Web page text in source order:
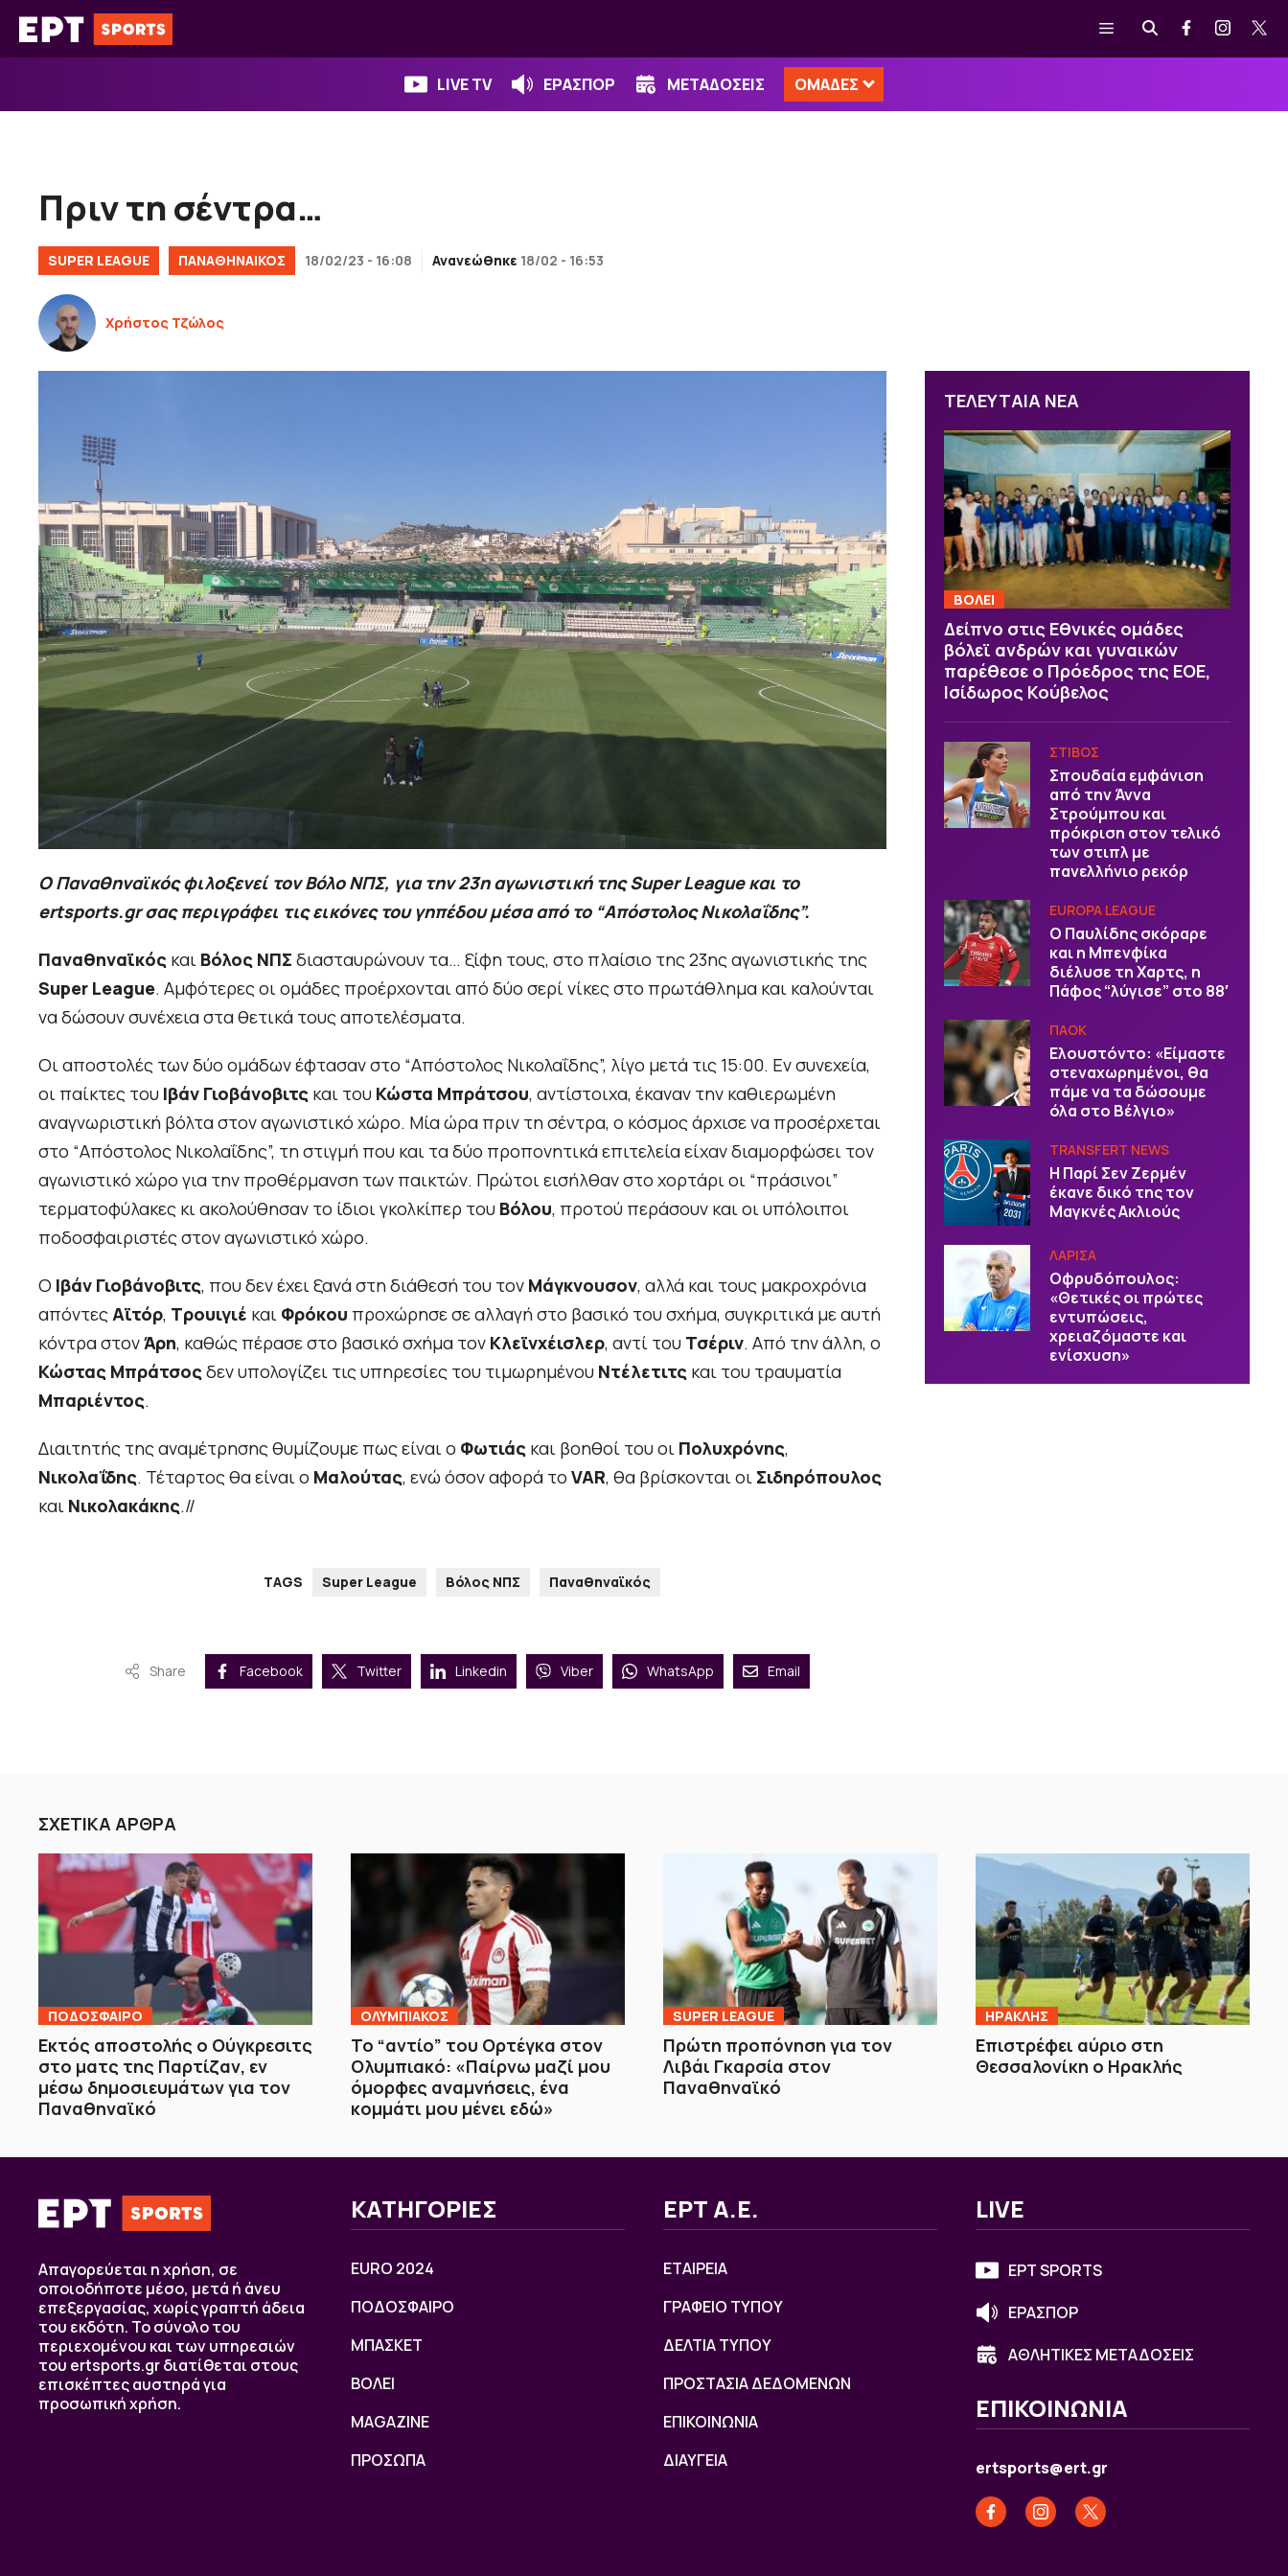
Μετάβαση
σε
Μενού
LIVE TV ΕΡΑΣΠΟΡ ΜΕΤΑΔΟΣΕΙΣ ΟΜΑΔΕΣ
Πριν τη σέντρα…
SUPER LEAGUE ΠΑΝΑΘΗΝΑΙΚΟΣ 18/02/23 - 16:08 Ανανεώθηκε 18/02 - 16:53
Χρήστος Τζώλος
Ο Παναθηναϊκός φιλοξενεί τον Βόλο ΝΠΣ, για την 23η αγωνιστική της Super League και το
ertsports.gr σας περιγράφει τις εικόνες του γηπέδου μέσα από το “Απόστολος Νικολαΐδης”.
Παναθηναϊκός και Βόλος ΝΠΣ διασταυρώνουν τα… ξίφη τους, στο πλαίσιο της 23ης αγωνιστικής της
Super League. Αμφότερες οι ομάδες προέρχονται από δύο σερί νίκες στο πρωτάθλημα και καλούνται
να δώσουν συνέχεια στα θετικά τους αποτελέσματα.
Οι αποστολές των δύο ομάδων έφτασαν στο “Απόστολος Νικολαΐδης”, λίγο μετά τις 15:00. Εν συνεχεία,
οι παίκτες του Ιβάν Γιοβάνοβιτς και του Κώστα Μπράτσου, αντίστοιχα, έκαναν την καθιερωμένη
αναγνωριστική βόλτα στον αγωνιστικό χώρο. Μία ώρα πριν τη σέντρα, ο κόσμος άρχισε να προσέρχεται
στο “Απόστολος Νικολαΐδης”, τη στιγμή που και τα δύο προπονητικά επιτελεία είχαν διαμορφώσει τον
αγωνιστικό χώρο για την προθέρμανση των παικτών. Πρώτοι εισήλθαν στο χορτάρι οι “πράσινοι”
τερματοφύλακες κι ακολούθησαν το ίδιοι γκολκίπερ του Βόλου, προτού περάσουν και οι υπόλοιποι
ποδοσφαιριστές στον αγωνιστικό χώρο.
Ο Ιβάν Γιοβάνοβιτς, που δεν έχει ξανά στη διάθεσή του τον Μάγκνουσον, αλλά και τους μακροχρόνια
απόντεςΑϊτόρ, Τρουιγιέ και Φρόκου προχώρησε σε αλλαγή στο βασικό του σχήμα, συγκριτικά με αυτή
κόντρα στονΆρη, καθώς πέρασε στο βασικό σχήμα τον Κλεϊνχέισλερ, αντί του Τσέριν. Από την άλλη, ο
Κώστας Μπράτσος δεν υπολογίζει τις υπηρεσίες του τιμωρημένου Ντέλετιτς και του τραυματία
Μπαριέντος.
Διαιτητής της αναμέτρησης θυμίζουμε πως είναι ο Φωτιάς και βοηθοί του οι Πολυχρόνης,
Νικολαΐδης. Τέταρτος θα είναι ο Μαλούτας, ενώ όσον αφορά το VAR, θα βρίσκονται οι Σιδηρόπουλος
και Νικολακάκης.//
TAGS Super League Βόλος ΝΠΣ Παναθηναϊκός
Share Facebook Twitter Linkedin Viber WhatsApp Email
ΤΕΛΕΥΤΑΙΑ ΝΕΑ
ΒOΛΕΙ
Δείπνο στις Εθνικές ομάδες
βόλεϊ ανδρών και γυναικών
παρέθεσε ο Πρόεδρος της ΕΟΕ,
Ισίδωρος Κούβελος
ΣΤΙΒΟΣ
Σπουδαία εμφάνιση
από την Άννα
Στρούμπου και
πρόκριση στον τελικό
των στιπλ με
πανελλήνιο ρεκόρ
EUROPA LEAGUE
Ο Παυλίδης σκόραρε
και η Μπενφίκα
διέλυσε τη Χαρτς, η
Πάφος “λύγισε” στο 88′
ΠΑΟΚ
Ελουστόντο: «Είμαστε
στεναχωρημένοι, θα
πάμε να τα δώσουμε
όλα στο Βέλγιο»
TRANSFERT NEWS
Η Παρί Σεν Ζερμέν
έκανε δικό της τον
Μαγκνές Ακλιούς
ΛΑΡΙΣΑ
Οφρυδόπουλος:
«Θετικές οι πρώτες
εντυπώσεις,
χρειαζόμαστε και
ενίσχυση»
ΣΧΕΤΙΚΑ ΑΡΘΡΑ
ΠΟΔΟΣΦΑΙΡΟ
Εκτός αποστολής ο Ούγκρεσιτς
στο ματς της Παρτίζαν, εν
μέσω δημοσιευμάτων για τον
Παναθηναϊκό
ΟΛΥΜΠΙΑΚΟΣ
Το “αντίο” του Ορτέγκα στον
Ολυμπιακό: «Παίρνω μαζί μου
όμορφες αναμνήσεις, ένα
κομμάτι μου μένει εδώ»
SUPER LEAGUE
Πρώτη προπόνηση για τον
Λιβάι Γκαρσία στον
Παναθηναϊκό
ΗΡΑΚΛΗΣ
Επιστρέφει αύριο στη
Θεσσαλονίκη ο Ηρακλής
Απαγορεύεται η χρήση, σε
οποιοδήποτε μέσο, μετά ή άνευ
επεξεργασίας, χωρίς γραπτή άδεια
του εκδότη. Το σύνολο του
περιεχομένου και των υπηρεσιών
του ertsports.gr διατίθεται στους
επισκέπτες αυστηρά για
προσωπική χρήση.
ΚΑΤΗΓΟΡΙΕΣ
EURO 2024
ΠΟΔΟΣΦΑΙΡΟ
ΜΠΑΣΚΕΤ
ΒOΛΕΙ
MAGAZINE
ΠΡΟΣΩΠΑ
ΕΡΤ Α.Ε.
ΕΤΑΙΡΕΙΑ
ΓΡΑΦΕΙΟ ΤΥΠΟΥ
ΔΕΛΤΙΑ ΤΥΠΟΥ
ΠΡΟΣΤΑΣΙΑ ΔΕΔΟΜΕΝΩΝ
ΕΠΙΚΟΙΝΩΝΙΑ
ΔΙΑΥΓΕΙΑ
LIVE
ΕΡΤ SPORTS
ΕΡΑΣΠΟΡ
ΑΘΛΗΤΙΚΕΣ ΜΕΤΑΔΟΣΕΙΣ
ΕΠΙΚΟΙΝΩΝΙΑ
ertsports@ert.gr